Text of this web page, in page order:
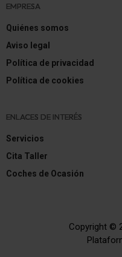
EMPRESA
Quiénes somos
Aviso legal
Política de privacidad
Política de cookies
ENLACES DE INTERÉS
Servicios
Cita Taller
Coches de Ocasión
Copyright ©